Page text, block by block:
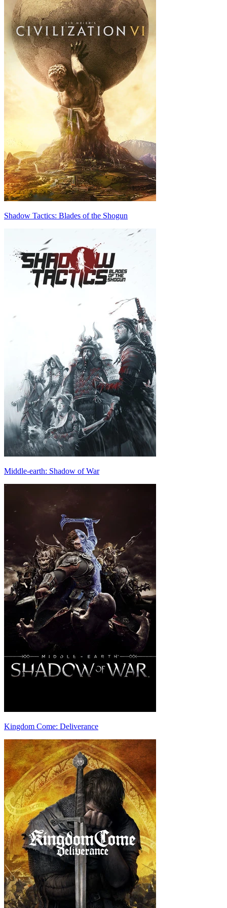
Shadow Tactics: Blades of the Shogun
Middle-earth: Shadow of War
Kingdom Come: Deliverance